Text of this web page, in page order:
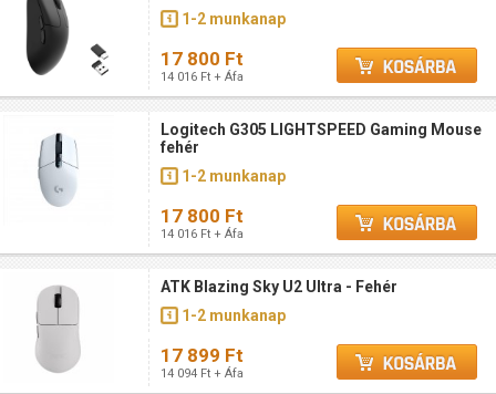
1-2 munkanap
17 800 Ft
14 016 Ft + Áfa
Logitech G305 LIGHTSPEED Gaming Mouse
fehér
1-2 munkanap
17 800 Ft
14 016 Ft + Áfa
ATK Blazing Sky U2 Ultra - Fehér
1-2 munkanap
17 899 Ft
14 094 Ft + Áfa